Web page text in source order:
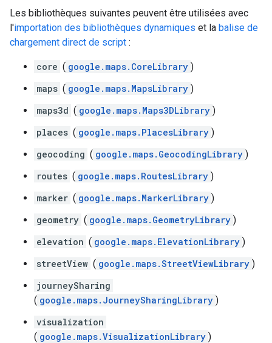
Les bibliothèques suivantes peuvent être utilisées avec
l'importation des bibliothèques dynamiques et la balise de
chargement direct de script :
core ( google.maps.CoreLibrary )
maps ( google.maps.MapsLibrary )
maps3d ( google.maps.Maps3DLibrary )
places ( google.maps.PlacesLibrary )
geocoding ( google.maps.GeocodingLibrary )
routes ( google.maps.RoutesLibrary )
marker ( google.maps.MarkerLibrary )
geometry ( google.maps.GeometryLibrary )
elevation ( google.maps.ElevationLibrary )
streetView ( google.maps.StreetViewLibrary )
journeySharing
( google.maps.JourneySharingLibrary )
visualization
( google.maps.VisualizationLibrary )